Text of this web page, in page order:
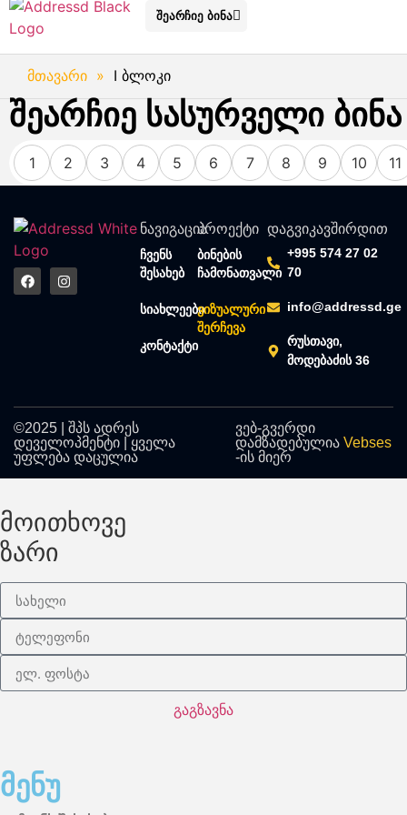
შეარჩიე ბინა
მთავარი » I ბლოკი
შეარჩიე სასურველი ბინა
1 2 3 4 5 6 7 8 9 10 11
ნავიგაცია
ჩვენს
შესახებ
სიახლეები
კონტაქტი
პროექტი
ბინების
ჩამონათვალი
ვიზუალური
შერჩევა
დაგვიკავშირდით
+995 574 27 02
70
info@addressd.ge
რუსთავი,
მოდებაძის 36
©2025 | შპს ადრეს
დეველოპმენტი | ყველა
უფლება დაცულია
ვებ-გვერდი
დამზადებულია Vebses
-ის მიერ
მოითხოვე
ზარი
გაგზავნა
მენუ